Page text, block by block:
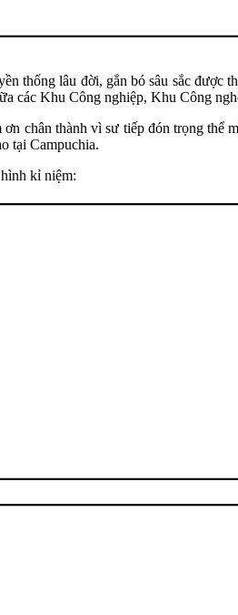
thống lâu đời, gắn bó sâu sắc
các Khu Công nghiệp, Khu Công
chân thành vì sư tiếp đón trọng
tại Campuchia.
kỉ niệm: